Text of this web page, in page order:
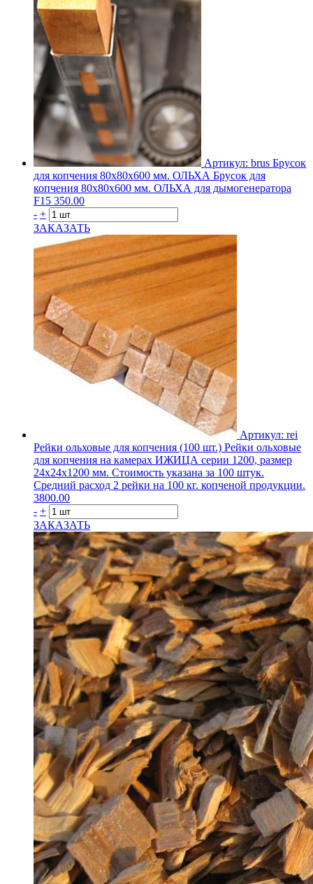
Артикул: brus Брусок
для копчения 80х80х600 мм. ОЛЬХА Брусок для
копчения 80х80х600 мм. ОЛЬХА для дымогенератора
F15 350.00
- +
ЗАКАЗАТЬ
Артикул: rei
Рейки ольховые для копчения (100 шт.) Рейки ольховые
для копчения на камерах ИЖИЦА серии 1200, размер
24х24х1200 мм. Стоимость указана за 100 штук.
Средний расход 2 рейки на 100 кг. копченой продукции.
3800.00
- +
ЗАКАЗАТЬ